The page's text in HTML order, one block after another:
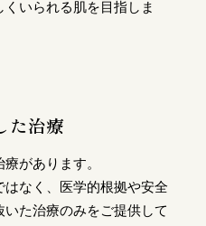
いられる肌を目指しま
た治療
があります。
なく、医学的根拠や安全
た治療のみをご提供して